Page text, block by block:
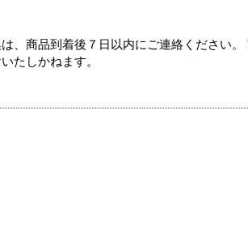
、商品到着後７日以内にご連絡ください
たしかねます。